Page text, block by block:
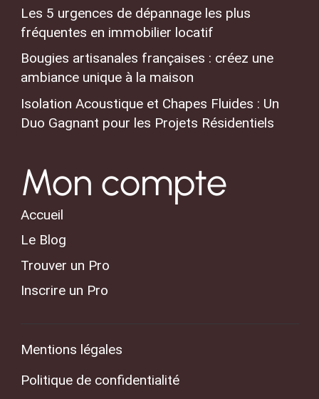
Les 5 urgences de dépannage les plus
fréquentes en immobilier locatif
Bougies artisanales françaises : créez une
ambiance unique à la maison
Isolation Acoustique et Chapes Fluides : Un
Duo Gagnant pour les Projets Résidentiels
Mon compte
Accueil
Le Blog
Trouver un Pro
Inscrire un Pro
Mentions légales
Politique de confidentialité